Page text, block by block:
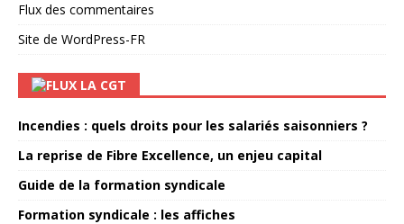
Flux des commentaires
Site de WordPress-FR
LA CGT
Incendies : quels droits pour les salariés saisonniers ?
La reprise de Fibre Excellence, un enjeu capital
Guide de la formation syndicale
Formation syndicale : les affiches